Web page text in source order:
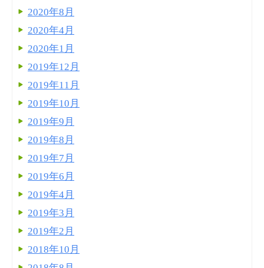
2020年8月
2020年4月
2020年1月
2019年12月
2019年11月
2019年10月
2019年9月
2019年8月
2019年7月
2019年6月
2019年4月
2019年3月
2019年2月
2018年10月